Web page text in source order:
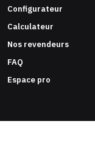
Configurateur
Calculateur
Nos revendeurs
FAQ
Espace pro